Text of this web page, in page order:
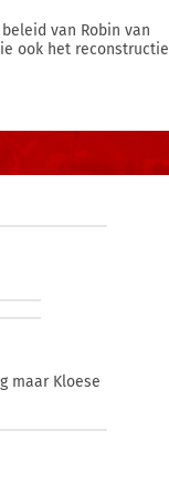
van Robin van
ook het reconstructie
maar Kloese